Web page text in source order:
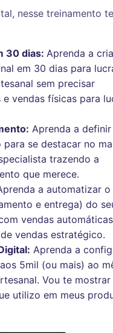
nesse treinamento te
30 dias: Aprenda a
em 30 dias para
sem precisar
vendas físicas para
Aprenda a definir
se destacar no
trazendo a
que merece.
a automatizar o
e entrega) do
vendas
vendas estratégico.
Aprenda a
5mil (ou mais) ao
Vou te mostrar
utilizo em meus